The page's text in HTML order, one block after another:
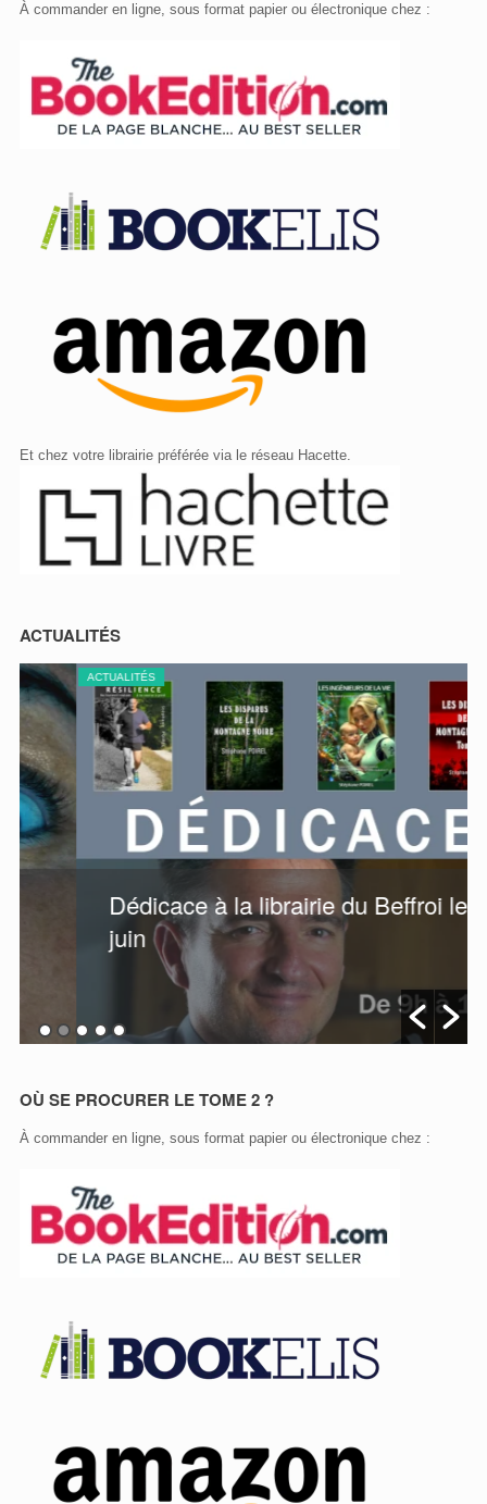
À commander en ligne, sous format papier ou électronique chez :
Et chez votre librairie préférée via le réseau Hacette.
ACTUALITÉS
ACTUALITÉS
Dédicace à la librairie du Beffroi le 6
OÙ SE PROCURER LE TOME 2 ?
À commander en ligne, sous format papier ou électronique chez :